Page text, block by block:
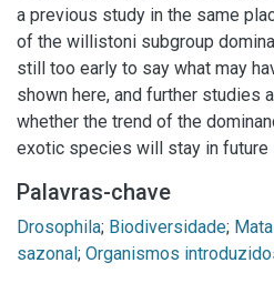
a previous study in the same
of the willistoni subgroup
still too early to say what may
shown here, and further studies
whether the trend of the
exotic species will stay in future
Palavras-chave
Drosophila; Biodiversidade;
sazonal; Organismos